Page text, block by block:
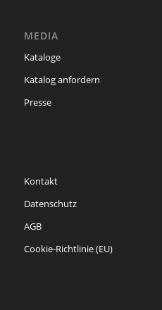
MEDIA
Kataloge
Katalog anfordern
Presse
Kontakt
Datenschutz
AGB
Cookie-Richtlinie (EU)